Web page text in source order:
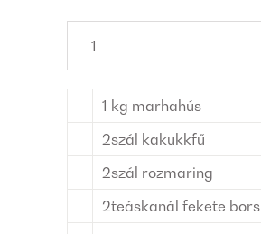
1 kg marhahús
2szál kakukkfű
2szál rozmaring
2teáskanál fekete bors